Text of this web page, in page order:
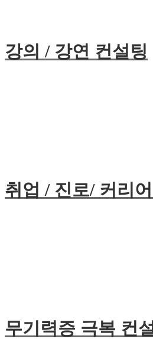
강의 / 강연 컨설팅
취업 / 진로/ 커리
무기력증 극복 컨